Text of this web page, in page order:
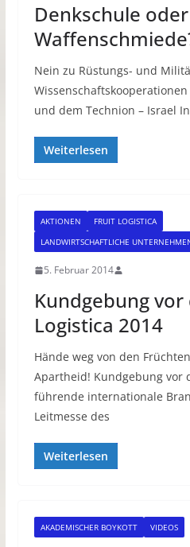
Denkschule oder
Nein zu Rüstungs- und
und dem Technion – Israel
Weiterlesen
AKTIONEN
FRUIT LOGISTICA
LANDWIRTSCHAFTLICHE
5. Februar 2014
Kundgebung
Logistica 2014
Hände weg von den
Apartheid! Kundgebung vor
führende internationale
Leitmesse des
Weiterlesen
AKADEMISCHER BOYKOTT VIDEOS